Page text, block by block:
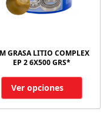
GRASA LITIO COMPLEX
EP 2 6X500 GRS*
Ver opciones